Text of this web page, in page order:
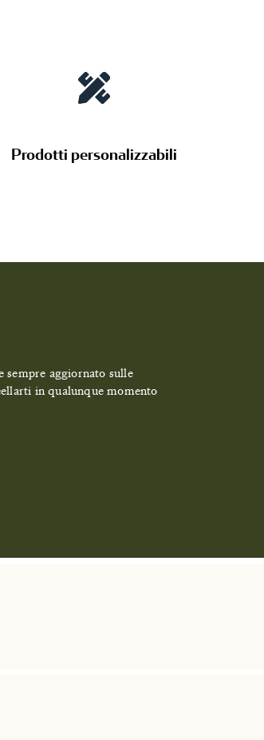
Prodotti personalizzabili
aggiornato sulle
in qualunque momento